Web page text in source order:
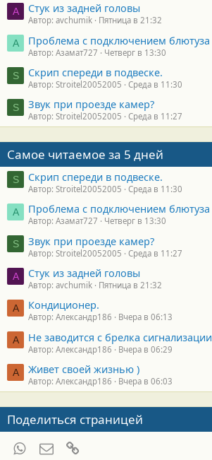
A Стук из задней головы
Автор: avchumik Пятница в 21:32
А Проблема с подключением блютуза
Автор: Азамат727 Четверг в 13:30
S Скрип спереди в подвеске.
Автор: Stroitel20052005 Среда в 11:30
S Звук при проезде камер?
Автор: Stroitel20052005 Среда в 11:27
Самое читаемое за 5 дней
S Скрип спереди в подвеске.
Автор: Stroitel20052005 Среда в 11:30
А Проблема с подключением блютуза
Автор: Азамат727 Четверг в 13:30
S Звук при проезде камер?
Автор: Stroitel20052005 Среда в 11:27
A Стук из задней головы
Автор: avchumik Пятница в 21:32
А Кондиционер.
Автор: Александр186 Вчера в 06:13
А Не заводится с брелка сигнализации
Автор: Александр186 Вчера в 06:29
А Живет своей жизнью )
Автор: Александр186 Вчера в 06:03
Поделиться страницей
WhatsAppЭлектронная почта